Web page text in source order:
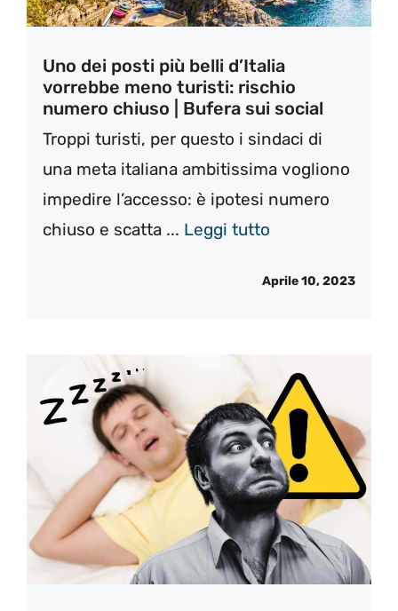
Uno dei posti più belli d’Italia
vorrebbe meno turisti: rischio
numero chiuso | Bufera sui social
Troppi turisti, per questo i sindaci di
una meta italiana ambitissima vogliono
impedire l’accesso: è ipotesi numero
chiuso e scatta ... Leggi tutto
Aprile 10, 2023